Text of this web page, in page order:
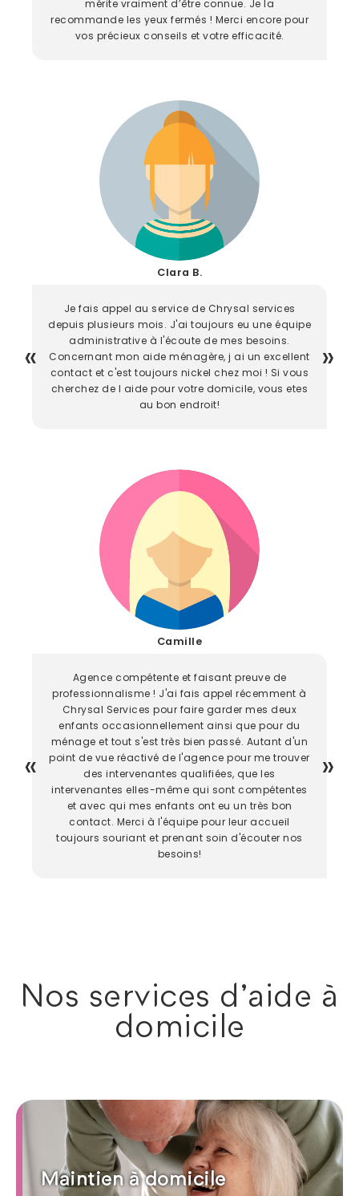
mérite vraiment d’être connue. Je la
recommande les yeux fermés ! Merci encore pour
vos précieux conseils et votre efficacité.
Clara B.
Je fais appel au service de Chrysal services
depuis plusieurs mois. J'ai toujours eu une équipe
administrative à l'écoute de mes besoins.
Concernant mon aide ménagère, j ai un excellent
contact et c'est toujours nickel chez moi ! Si vous
cherchez de l aide pour votre domicile, vous etes
au bon endroit!
Camille
Agence compétente et faisant preuve de
professionnalisme ! J'ai fais appel récemment à
Chrysal Services pour faire garder mes deux
enfants occasionnellement ainsi que pour du
ménage et tout s'est très bien passé. Autant d'un
point de vue réactivé de l'agence pour me trouver
des intervenantes qualifiées, que les
intervenantes elles-même qui sont compétentes
et avec qui mes enfants ont eu un très bon
contact. Merci à l'équipe pour leur accueil
toujours souriant et prenant soin d'écouter nos
besoins!
Nos services d'aide à
domicile
Maintien à domicile